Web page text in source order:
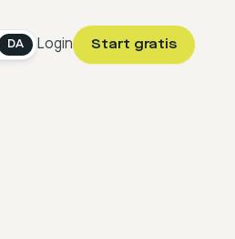
DA Login Start gratis